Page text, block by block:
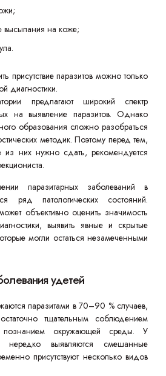
высыпания на коже;
присутствие паразитов можно только
диагностики.
предлагают широкий спектр
на выявление паразитов. Однако
образования сложно разобраться
методик. Поэтому перед тем,
из них нужно сдать, рекомендуется
паразитарных заболеваний в
ряд патологических состояний.
объективно оценить значимость
выявить явные и скрытые
могли остаться незамеченными
удетей
паразитами в 70–90 % случаев,
тщательным соблюдением
познанием окружающей среды. У
нередко выявляются смешанные
присутствуют несколько видов